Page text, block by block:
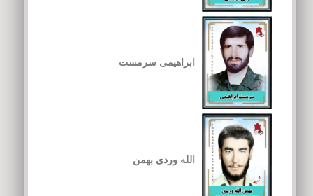
ابراهیمی سرمست
الله وردی بهمن